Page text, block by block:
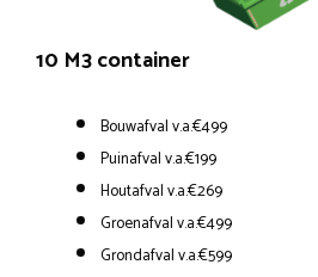
10 M3 container
Bouwafval v.a.€499
Puinafval v.a.€199
Houtafval v.a.€269
Groenafval v.a.€499
Grondafval v.a.€599